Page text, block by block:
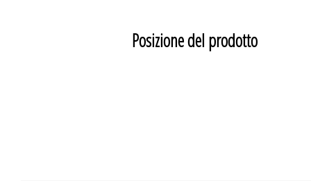
Posizione del prodotto